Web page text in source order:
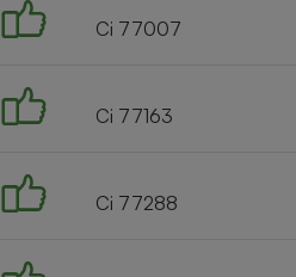
Ci 77007
Ci 77163
Ci 77288